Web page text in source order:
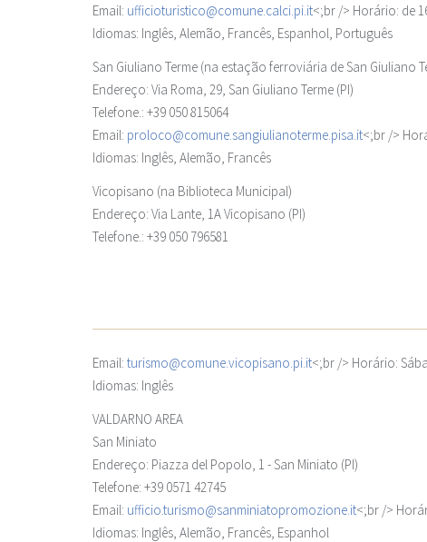
Email: ufficioturistico@comune.calci.pi.it<;br /> Horário: de
Idiomas: Inglês, Alemão, Francês, Espanhol, Português
San Giuliano Terme (na estação ferroviária de San Giuliano
Endereço: Via Roma, 29, San Giuliano Terme (PI)
Telefone.: +39 050 815064
Email: proloco@comune.sangiulianoterme.pisa.it<;br />
Idiomas: Inglês, Alemão, Francês
Vicopisano (na Biblioteca Municipal)
Endereço: Via Lante, 1A Vicopisano (PI)
Telefone.: +39 050 796581
Email: turismo@comune.vicopisano.pi.it<;br /> Horário:
Idiomas: Inglês
VALDARNO AREA
San Miniato
Endereço: Piazza del Popolo, 1 - San Miniato (PI)
Telefone: +39 0571 42745
Email: ufficio.turismo@sanminiatopromozione.it<;br />
Idiomas: Inglês, Alemão, Francês, Espanhol